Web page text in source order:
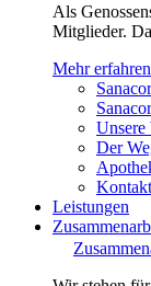
Als
Mitglieder.
Mehr erfahren
Unsere
Der
Kontakt
Leistungen